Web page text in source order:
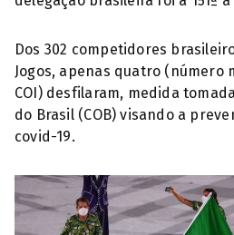
Dos 302 competidores
Jogos, apenas quatro (número
COI) desfilaram, medida
do Brasil (COB) visando a
covid-19.